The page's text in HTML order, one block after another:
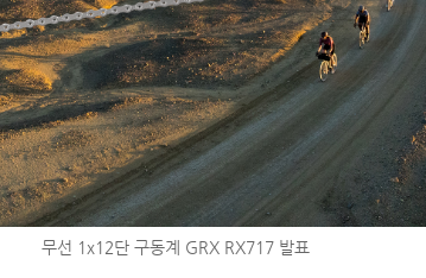
무선 1x12단 구동계 GRX RX717 발표